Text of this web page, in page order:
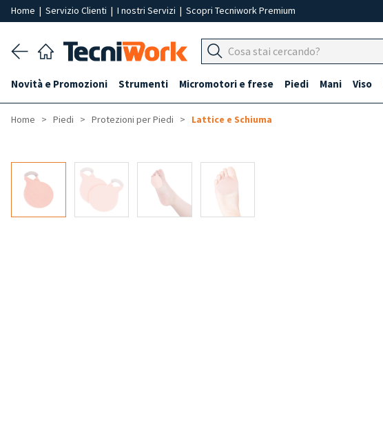
Home | Servizio Clienti | I nostri Servizi | Scopri Tecniwork Premium
Novità e Promozioni Strumenti Micromotori e frese Piedi Mani Viso
Home Piedi Protezioni per Piedi Lattice e Schiuma